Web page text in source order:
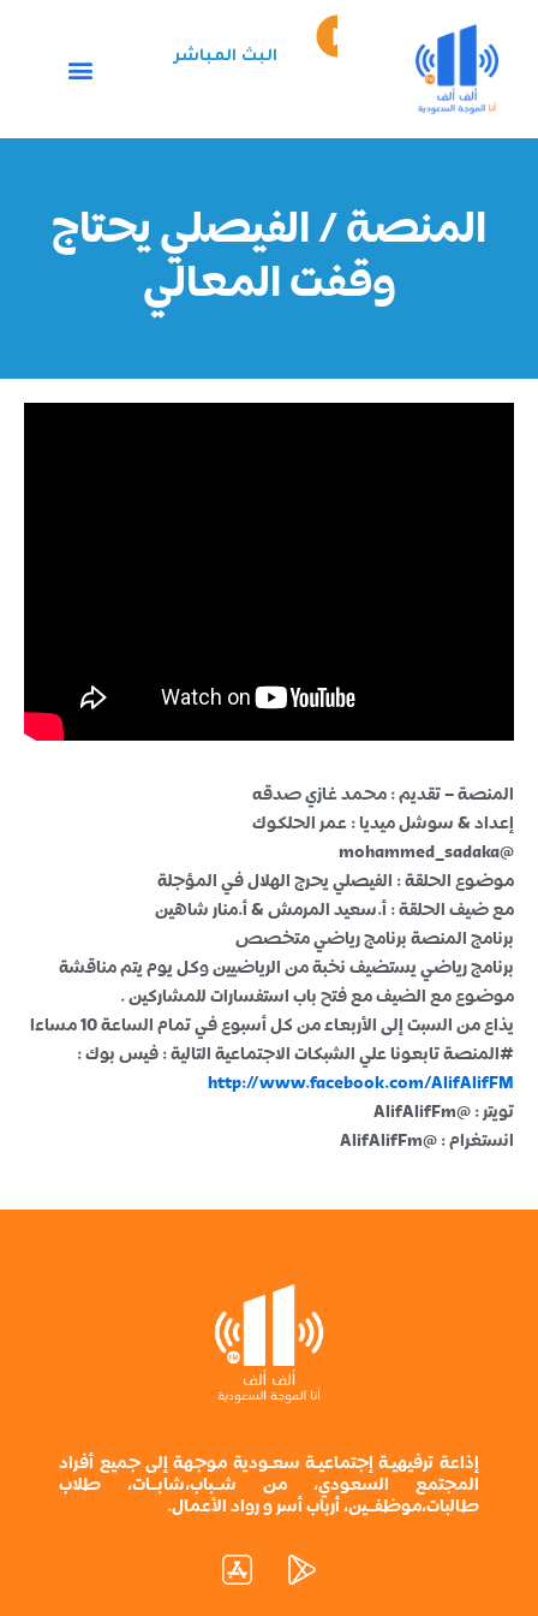
المحتوى
Episode
play
البث المباشر
المنصة / الفيصلي يحتاج
وقفت المعالي
المنصة – تقديم : محمد غازي صدقه
إعداد & سوشل ميديا : عمر الحلكوك
@mohammed_sadaka
موضوع الحلقة : الفيصلي يحرج الهلال في المؤجلة
مع ضيف الحلقة : أ.سعيد المرمش & أ.منار شاهين
برنامج المنصة برنامج رياضي متخصص
برنامج رياضي يستضيف نخبة من الرياضيين وكل يوم يتم مناقشة
موضوع مع الضيف مع فتح باب استفسارات للمشاركين .
يذاع من السبت إلى الأربعاء من كل أسبوع في تمام الساعة 10 مساءا
#المنصة تابعونا علي الشبكات الاجتماعية التالية : فيس بوك :
http://www.facebook.com/AlifAlifFM
تويتر : @AlifAlifFm
انستغرام : @AlifAlifFm
إذاعة ترفيهيـة إجتماعيـة سعـودية موجهة إلى جميع أفراد
المجتمع السعودي، من شــباب،شابــات، طلاب
طالبات،موظفــين، أرباب أسر و رواد الأعمال.